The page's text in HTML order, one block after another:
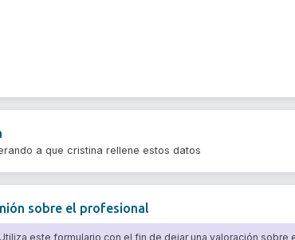
a que cristina rellene estos datos
sobre el profesional
este formulario con el fin de dejar una valoración sobre